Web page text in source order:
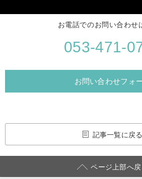
お電話でのお問い合わせ
053-471-
お問い合わせフォ
記事一覧に戻る
ページ上部へ戻